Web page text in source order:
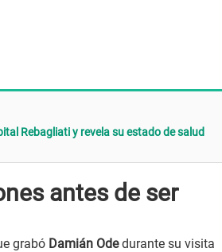
Rebagliati y revela su estado de salud
antes de ser
grabó Damián Odedurante su visita